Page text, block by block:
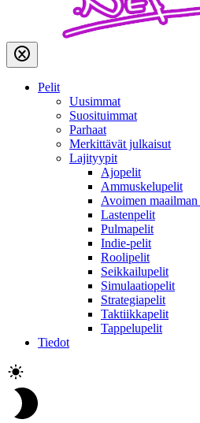
Pelit
Uusimmat
Suosituimmat
Parhaat
Merkittävät julkaisut
Lajityypit
Ajopelit
Ammuskelupelit
Avoimen
Lastenpelit
Pulmapelit
Indie-pelit
Roolipelit
Seikkailupelit
Simulaatiopelit
Strategiapelit
Taktiikkapelit
Tappelupelit
Tiedot